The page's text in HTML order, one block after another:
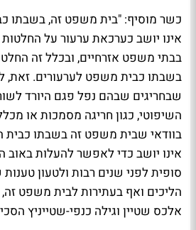
כשר מוסיף: "בית משפט זה, בשבתו
אינו יושב כערכאת ערעור על החלטות
בבתי משפט אזרחיים, ובכלל זה
בשבתו כבית משפט לערעורים. זאת,
שבחריגים שבהם נפל פגם היורד
השיפוטי, כגון חריגה מסמכות או
בוודאי שבית משפט זה בשבתו
אינו יושב כדי לאפשר להעלות באוב
סופית לפני שנים רבות ולטעון
הליכים ואף בעתירות לבית משפט
אלכס שטיין וגילה כנפי-שטייניץ